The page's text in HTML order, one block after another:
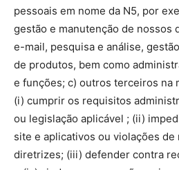
pessoais em nome da N5, por
gestão e manutenção de nossos
e-mail, pesquisa e análise,
de produtos, bem como
e funções; c) outros terceiros na
(i) cumprir os requisitos
ou legislação aplicável ; (ii)
site e aplicativos ou violações
diretrizes; (iii) defender contra